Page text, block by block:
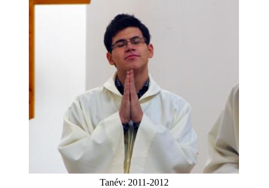
Tanév: 2011-2012